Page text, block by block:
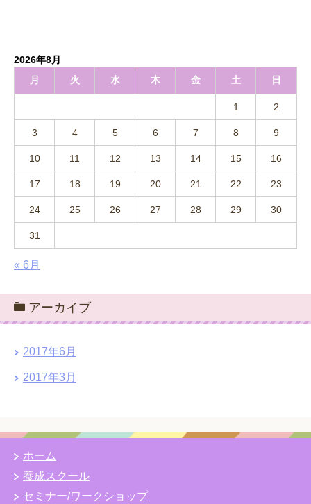
2026年8月
月
火 水 木 金 土 日
1 2
3 4 5 6 7 8 9
10 11 12 13 14 15 16
17 18 19 20 21 22 23
24 25 26 27 28 29 30
31
« 6月
アーカイブ
2017年6月
2017年3月
ホーム
養成スクール
セミナー/ワークショップ